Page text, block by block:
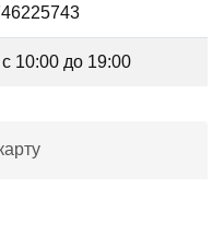
10:00 до 19:00